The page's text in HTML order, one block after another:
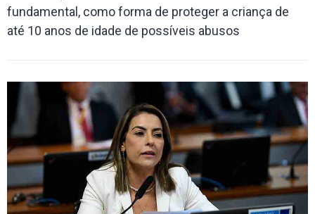
fundamental, como forma de proteger a criança de
até 10 anos de idade de possíveis abusos